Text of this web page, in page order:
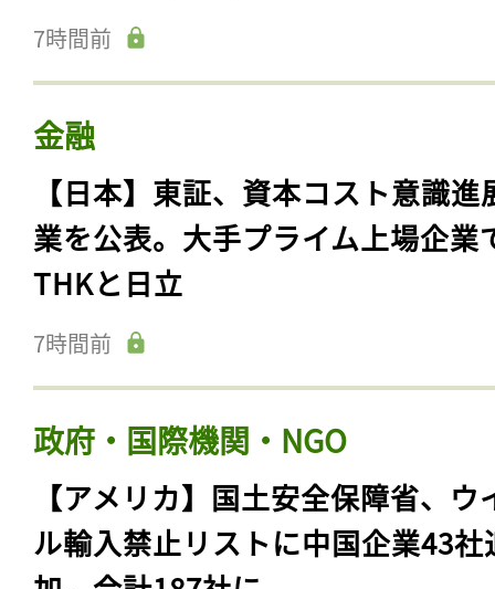
7時間前
金融
【日本】東証、資本コスト意識進
業を公表。大手プライム上場企業
THKと日立
7時間前
政府・国際機関・NGO
【アメリカ】国土安全保障省、ウ
ル輸入禁止リストに中国企業43社